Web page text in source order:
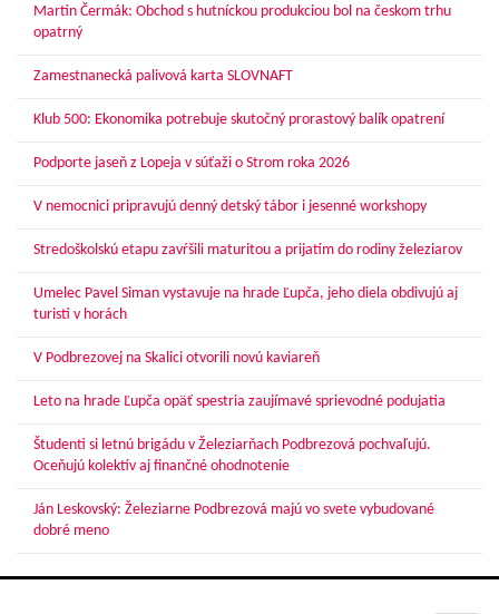
Martin Čermák: Obchod s hutníckou produkciou bol na českom trhu
opatrný
Zamestnanecká palivová karta SLOVNAFT
Klub 500: Ekonomika potrebuje skutočný prorastový balík opatrení
Podporte jaseň z Lopeja v súťaži o Strom roka 2026
V nemocnici pripravujú denný detský tábor i jesenné workshopy
Stredoškolskú etapu zavŕšili maturitou a prijatím do rodiny železiarov
Umelec Pavel Siman vystavuje na hrade Ľupča, jeho diela obdivujú aj
turisti v horách
V Podbrezovej na Skalici otvorili novú kaviareň
Leto na hrade Ľupča opäť spestria zaujímavé sprievodné podujatia
Študenti si letnú brigádu v Železiarňach Podbrezová pochvaľujú.
Oceňujú kolektív aj finančné ohodnotenie
Ján Leskovský: Železiarne Podbrezová majú vo svete vybudované
dobré meno